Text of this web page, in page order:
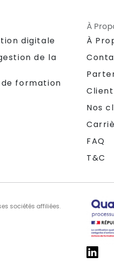
digitale
de la
formation
À
À
Nos
FAQ
T&C
sociétés affiliées.